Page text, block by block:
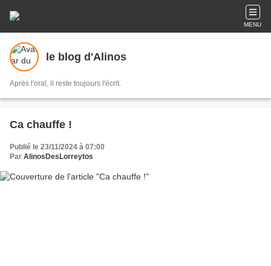
MENU
le blog d'Alinos
Après l'oral, il reste toujours l'écrit.
Ca chauffe !
Publié le 23/11/2024 à 07:00
Par AlinosDesLorreytos